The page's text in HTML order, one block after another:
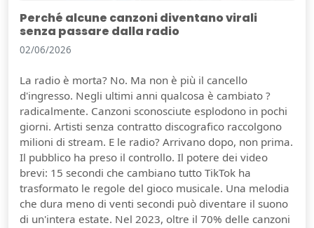
Perché alcune canzoni diventano virali
senza passare dalla radio
02/06/2026
La radio è morta? No. Ma non è più il cancello
d'ingresso. Negli ultimi anni qualcosa è cambiato ?
radicalmente. Canzoni sconosciute esplodono in pochi
giorni. Artisti senza contratto discografico raccolgono
milioni di stream. E le radio? Arrivano dopo, non prima.
Il pubblico ha preso il controllo. Il potere dei video
brevi: 15 secondi che cambiano tutto TikTok ha
trasformato le regole del gioco musicale. Una melodia
che dura meno di venti secondi può diventare il suono
di un'intera estate. Nel 2023, oltre il 70% delle canzoni